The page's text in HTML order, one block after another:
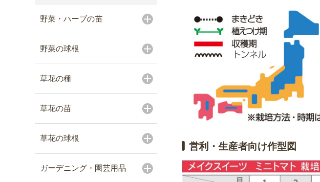
野菜・ハーブの苗
野菜の球根
草花の種
草花の苗
草花の球根
ガーデニング・園芸用品
営利・生産者向け作型図